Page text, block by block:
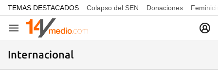
common.go-to-content
TEMAS DESTACADOS Colapso del SEN Donaciones
Navegación
Internacional